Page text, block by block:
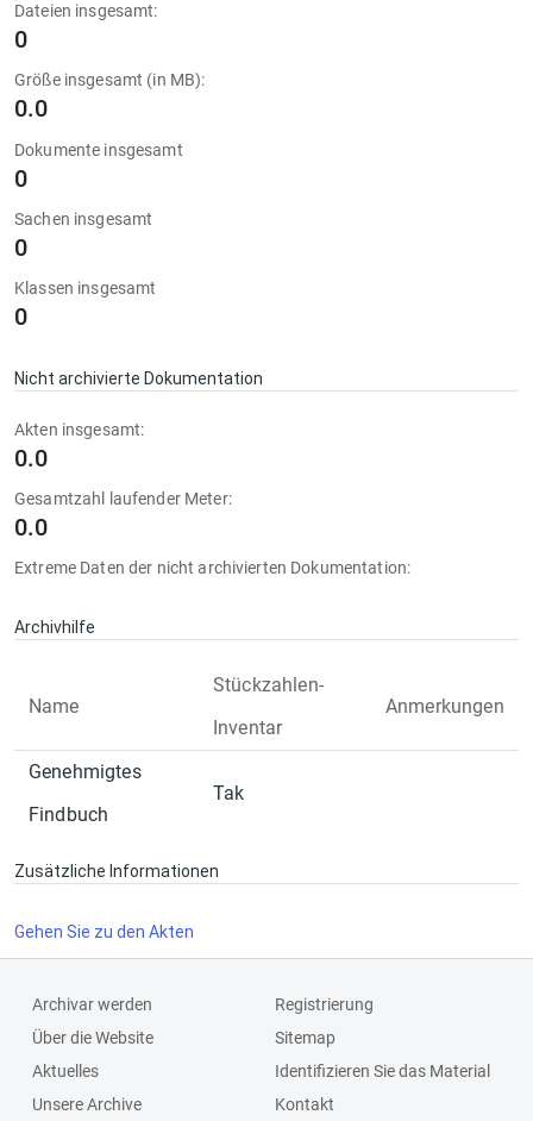
Dateien insgesamt:
0
Größe insgesamt (in MB):
0.0
Dokumente insgesamt
0
Sachen insgesamt
0
Klassen insgesamt
0
Nicht archivierte Dokumentation
Akten insgesamt:
0.0
Gesamtzahl laufender Meter:
0.0
Extreme Daten der nicht archivierten Dokumentation:
Archivhilfe
Name
Stückzahlen-
Inventar
Anmerkungen
Genehmigtes
Findbuch
Tak
Zusätzliche Informationen
Gehen Sie zu den Akten
Archivar werden
Über die Website
Aktuelles
Unsere Archive
Registrierung
Sitemap
Identifizieren Sie das Material
Kontakt